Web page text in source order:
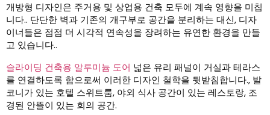
개방형 디자인은 주거용 및 상업용 건축 모두에 계속 영향을 미칩
니다.. 단단한 벽과 기존의 개구부로 공간을 분리하는 대신, 디자
이너들은 점점 더 시각적 연속성을 장려하는 유연한 환경을 만들
고 있습니다..
슬라이딩 건축용 알루미늄 도어 넓은 유리 패널이 거실과 테라스
를 연결하도록 함으로써 이러한 디자인 철학을 뒷받침합니다., 발
코니가 있는 호텔 스위트룸, 야외 식사 공간이 있는 레스토랑, 조
경된 안뜰이 있는 회의 공간.